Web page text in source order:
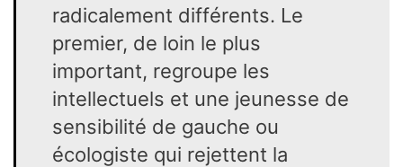
radicalement différents. Le
premier, de loin le plus
important, regroupe les
intellectuels et une jeunesse de
sensibilité de gauche ou
écologiste qui rejettent la